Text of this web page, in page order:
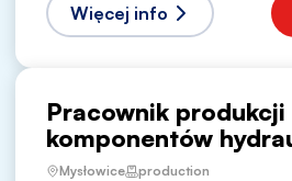
Więcej info
Pracownik produkcji
komponentów
Mysłowice production